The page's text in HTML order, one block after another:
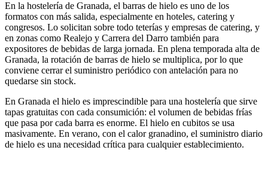
En la hostelería de Granada, el barras de hielo es uno de los
formatos con más salida, especialmente en hoteles, catering y
congresos. Lo solicitan sobre todo teterías y empresas de catering, y
en zonas como Realejo y Carrera del Darro también para
expositores de bebidas de larga jornada. En plena temporada alta de
Granada, la rotación de barras de hielo se multiplica, por lo que
conviene cerrar el suministro periódico con antelación para no
quedarse sin stock.
En Granada el hielo es imprescindible para una hostelería que sirve
tapas gratuitas con cada consumición: el volumen de bebidas frías
que pasa por cada barra es enorme. El hielo en cubitos se usa
masivamente. En verano, con el calor granadino, el suministro diario
de hielo es una necesidad crítica para cualquier establecimiento.